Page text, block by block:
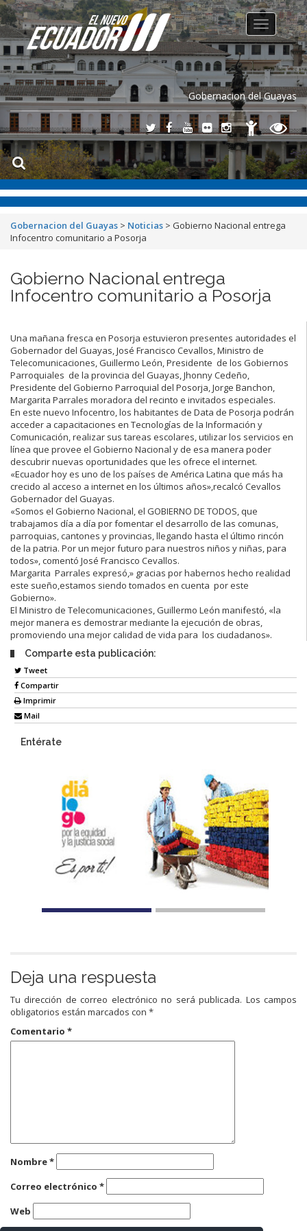
Gobernacion del Guayas
Toggle
navigation
Gobernacion del Guayas > Noticias > Gobierno Nacional entrega
Infocentro comunitario a Posorja
Gobierno Nacional entrega
Infocentro comunitario a Posorja
Una mañana fresca en Posorja estuvieron presentes autoridades el
Gobernador del Guayas, José Francisco Cevallos, Ministro de
Telecomunicaciones, Guillermo León, Presidente de los Gobiernos
Parroquiales de la provincia del Guayas, Jhonny Cedeño,
Presidente del Gobierno Parroquial del Posorja, Jorge Banchon,
Margarita Parrales moradora del recinto e invitados especiales.
En este nuevo Infocentro, los habitantes de Data de Posorja podrán
acceder a capacitaciones en Tecnologías de la Información y
Comunicación, realizar sus tareas escolares, utilizar los servicios en
línea que provee el Gobierno Nacional y de esa manera poder
descubrir nuevas oportunidades que les ofrece el internet.
«Ecuador hoy es uno de los países de América Latina que más ha
crecido al acceso a internet en los últimos años»,recalcó Cevallos
Gobernador del Guayas.
«Somos el Gobierno Nacional, el GOBIERNO DE TODOS, que
trabajamos día a día por fomentar el desarrollo de las comunas,
parroquias, cantones y provincias, llegando hasta el último rincón
de la patria. Por un mejor futuro para nuestros niños y niñas, para
todos», comentó José Francisco Cevallos.
Margarita Parrales expresó,» gracias por habernos hecho realidad
este sueño,estamos siendo tomados en cuenta por este
Gobierno».
El Ministro de Telecomunicaciones, Guillermo León manifestó, «la
mejor manera es demostrar mediante la ejecución de obras,
promoviendo una mejor calidad de vida para los ciudadanos».
Comparte esta publicación:
Tweet
Compartir
Imprimir
Mail
Entérate
Deja una respuesta
Tu dirección de correo electrónico no será publicada. Los campos
obligatorios están marcados con *
Comentario *
Nombre*
Correo electrónico *
Web